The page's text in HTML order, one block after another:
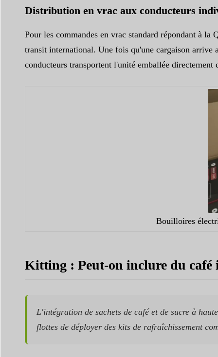
Distribution en vrac aux conducteurs
Pour les commandes en vrac standard répondant à
transit international. Une fois qu'une cargaison
conducteurs transportent l'unité emballée
Bouilloires
Kitting : Peut-on inclure du café
L'intégration de sachets de café et de sucre à
flottes de déployer des kits de rafraîchissement